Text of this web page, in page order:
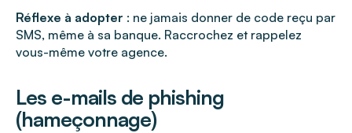
Réflexe à adopter : ne jamais donner de code reçu par
SMS, même à sa banque. Raccrochez et rappelez
vous-même votre agence.
Les e-mails de phishing
(hameçonnage)